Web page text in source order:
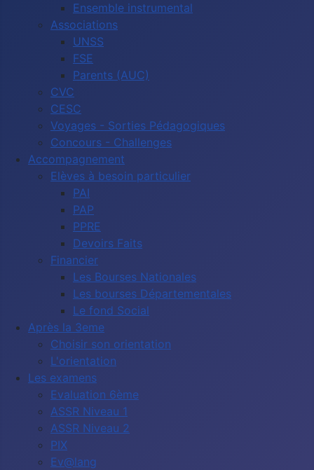
Ensemble instrumental
Associations
UNSS
FSE
Parents (AUC)
CVC
CESC
Voyages - Sorties Pédagogiques
Concours - Challenges
Accompagnement
Elèves à besoin particulier
PAI
PAP
PPRE
Devoirs Faits
Financier
Les Bourses Nationales
Les bourses Départementales
Le fond Social
Après la 3eme
Choisir son orientation
L'orientation
Les examens
Evaluation 6ème
ASSR Niveau 1
ASSR Niveau 2
PIX
Ev@lang